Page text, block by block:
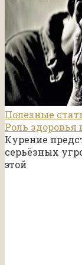
Полезные
Роль здоровья
Курение
серьёзных
этой